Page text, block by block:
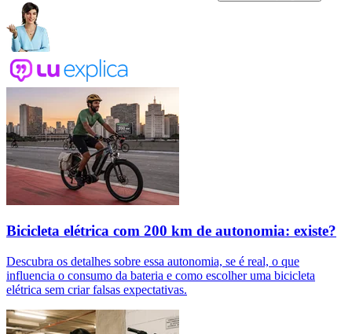
Bicicleta elétrica com 200 km de autonomia: existe?
Descubra os detalhes sobre essa autonomia, se é real, o que
influencia o consumo da bateria e como escolher uma bicicleta
elétrica sem criar falsas expectativas.